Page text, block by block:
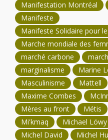
Manifestation Montréal
Manifeste
Manifeste Solidaire pour
Marche mondiale des
marché carbone
marginalisme
Marine
Masculinisme
Mattell
Maxime Combes
Mères au front
Métis
Mi'kmaq
Michael Löwy
Michel David
Michel